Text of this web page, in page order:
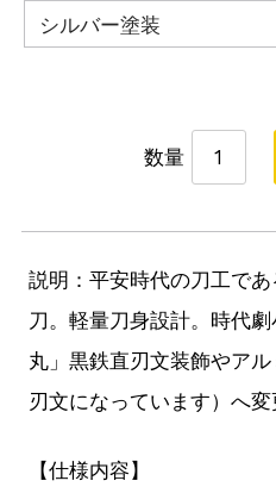
数量
説明：平安時代の刀工で
刀。軽量刀身設計。時代
丸」黒鉄直刃文装飾やア
刃文になっています）へ変
【仕様内容】